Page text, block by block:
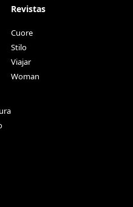
Revistas
Cuore
Stilo
Viajar
Woman